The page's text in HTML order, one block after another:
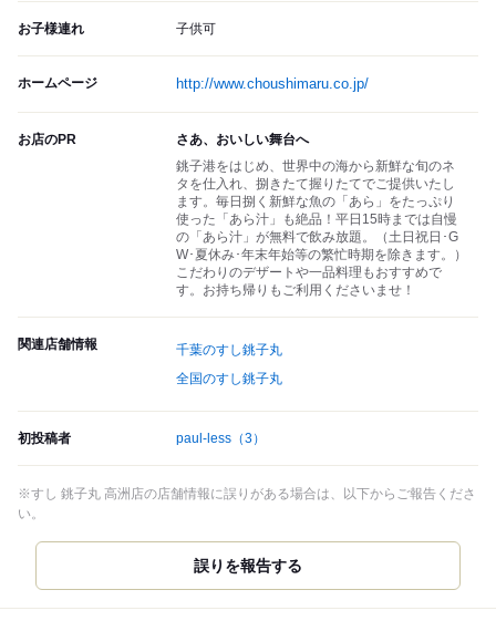
お子様連れ 子供可
ホームページ http://www.choushimaru.co.jp/
お店のPR
さあ、おいしい舞台へ
銚子港をはじめ、世界中の海から新鮮な旬のネ
タを仕入れ、捌きたて握りたてでご提供いたし
ます。毎日捌く新鮮な魚の「あら」をたっぷり
使った「あら汁」も絶品！平日15時までは自慢
の「あら汁」が無料で飲み放題。（土日祝日･G
W･夏休み･年末年始等の繁忙時期を除きます。）
こだわりのデザートや一品料理もおすすめで
す。お持ち帰りもご利用くださいませ！
関連店舗情報
千葉のすし銚子丸
全国のすし銚子丸
初投稿者 paul-less （3）
※すし 銚子丸 高洲店の店舗情報に誤りがある場合は、以下からご報告くださ
い。
誤りを報告する